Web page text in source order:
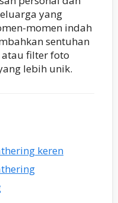
yang
momen indah
sentuhan
filter foto
lebih unik.
keren